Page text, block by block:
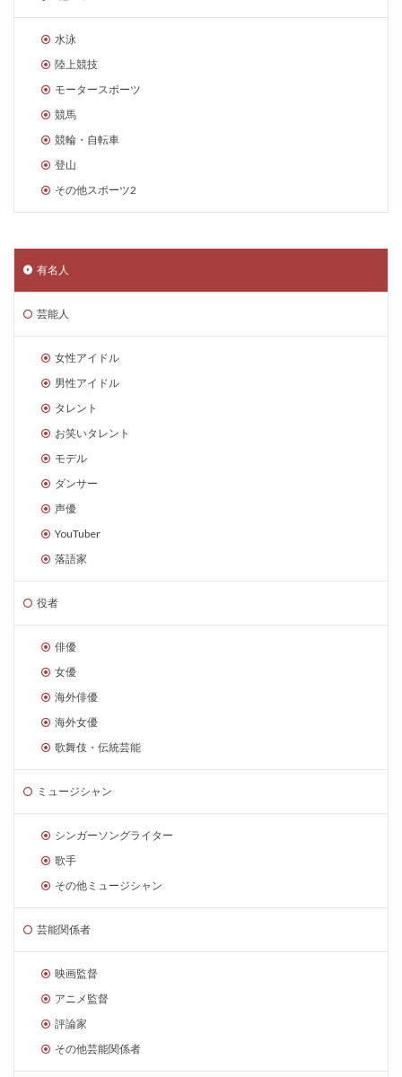
水泳
陸上競技
モータースポーツ
競馬
競輪・自転車
登山
その他スポーツ2
有名人
芸能人
女性アイドル
男性アイドル
タレント
お笑いタレント
モデル
ダンサー
声優
YouTuber
落語家
役者
俳優
女優
海外俳優
海外女優
歌舞伎・伝統芸能
ミュージシャン
シンガーソングライター
歌手
その他ミュージシャン
芸能関係者
映画監督
アニメ監督
評論家
その他芸能関係者